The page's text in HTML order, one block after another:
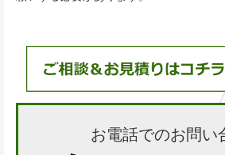
お電話でのお問い